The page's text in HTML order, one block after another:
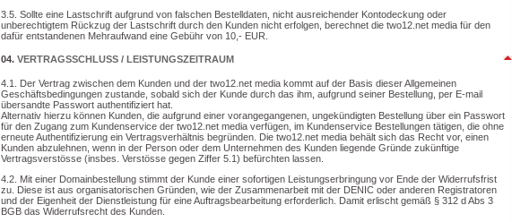
3.5. Sollte eine Lastschrift aufgrund von falschen Bestelldaten, nicht ausreichender Kontodeckung oder
unberechtigtem Rückzug der Lastschrift durch den Kunden nicht erfolgen, berechnet die two12.net media für den
dafür entstandenen Mehraufwand eine Gebühr von 10,- EUR.
04. VERTRAGSSCHLUSS / LEISTUNGSZEITRAUM
4.1. Der Vertrag zwischen dem Kunden und der two12.net media kommt auf der Basis dieser Allgemeinen
Geschäftsbedingungen zustande, sobald sich der Kunde durch das ihm, aufgrund seiner Bestellung, per E-mail
übersandte Passwort authentifiziert hat.
Alternativ hierzu können Kunden, die aufgrund einer vorangegangenen, ungekündigten Bestellung über ein Passwort
für den Zugang zum Kundenservice der two12.net media verfügen, im Kundenservice Bestellungen tätigen, die ohne
erneute Authentifizierung ein Vertragsverhältnis begründen. Die two12.net media behält sich das Recht vor, einen
Kunden abzulehnen, wenn in der Person oder dem Unternehmen des Kunden liegende Gründe zukünftige
Vertragsverstösse (insbes. Verstösse gegen Ziffer 5.1) befürchten lassen.
4.2. Mit einer Domainbestellung stimmt der Kunde einer sofortigen Leistungserbringung vor Ende der Widerrufsfrist
zu. Diese ist aus organisatorischen Gründen, wie der Zusammenarbeit mit der DENIC oder anderen Registratoren
und der Eigenheit der Dienstleistung für eine Auftragsbearbeitung erforderlich. Damit erlischt gemäß § 312 d Abs 3
BGB das Widerrufsrecht des Kunden.